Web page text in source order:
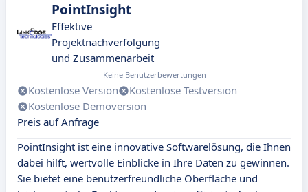
PointInsight
Effektive
Projektnachverfolgung
und Zusammenarbeit
Keine Benutzerbewertungen
Kostenlose Version
Kostenlose Testversion
Kostenlose Demoversion
Preis auf Anfrage
PointInsight ist eine innovative Softwarelösung, die Ihnen
dabei hilft, wertvolle Einblicke in Ihre Daten zu gewinnen.
Sie bietet eine benutzerfreundliche Oberfläche und